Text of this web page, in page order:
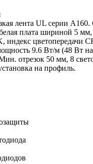
лента UL серии
плата шириной 5
цветопередачи
9.6 Вт/м (48 Вт
отрезок 50 мм, 8
на профиль.